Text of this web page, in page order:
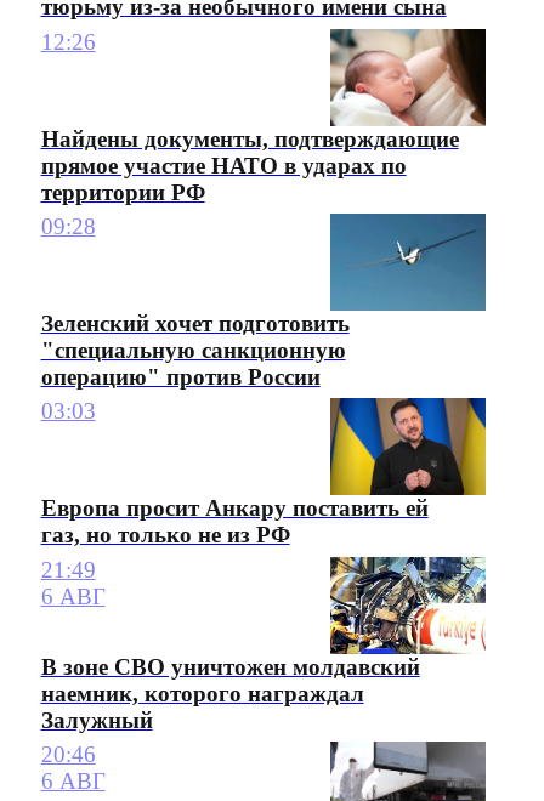
тюрьму из-за необычного имени сына
12:26
Найдены документы, подтверждающие
прямое участие НАТО в ударах по
территории РФ
09:28
Зеленский хочет подготовить
"специальную санкционную
операцию" против России
03:03
Европа просит Анкару поставить ей
газ, но только не из РФ
21:49
6 АВГ
В зоне СВО уничтожен молдавский
наемник, которого награждал
Залужный
20:46
6 АВГ